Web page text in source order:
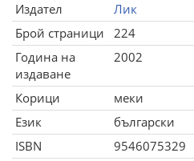
Издател
Лик
Брой страници
224
Година на
издаване
2002
Корици
меки
Език
български
ISBN
9546075329